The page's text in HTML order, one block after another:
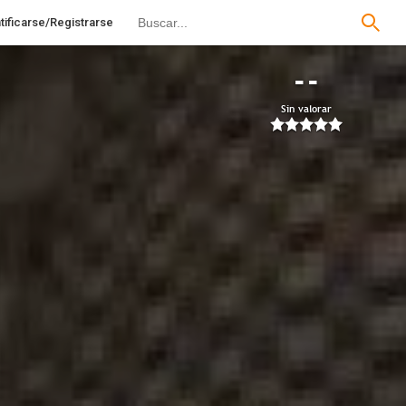
Registrarse
--
Sin valorar